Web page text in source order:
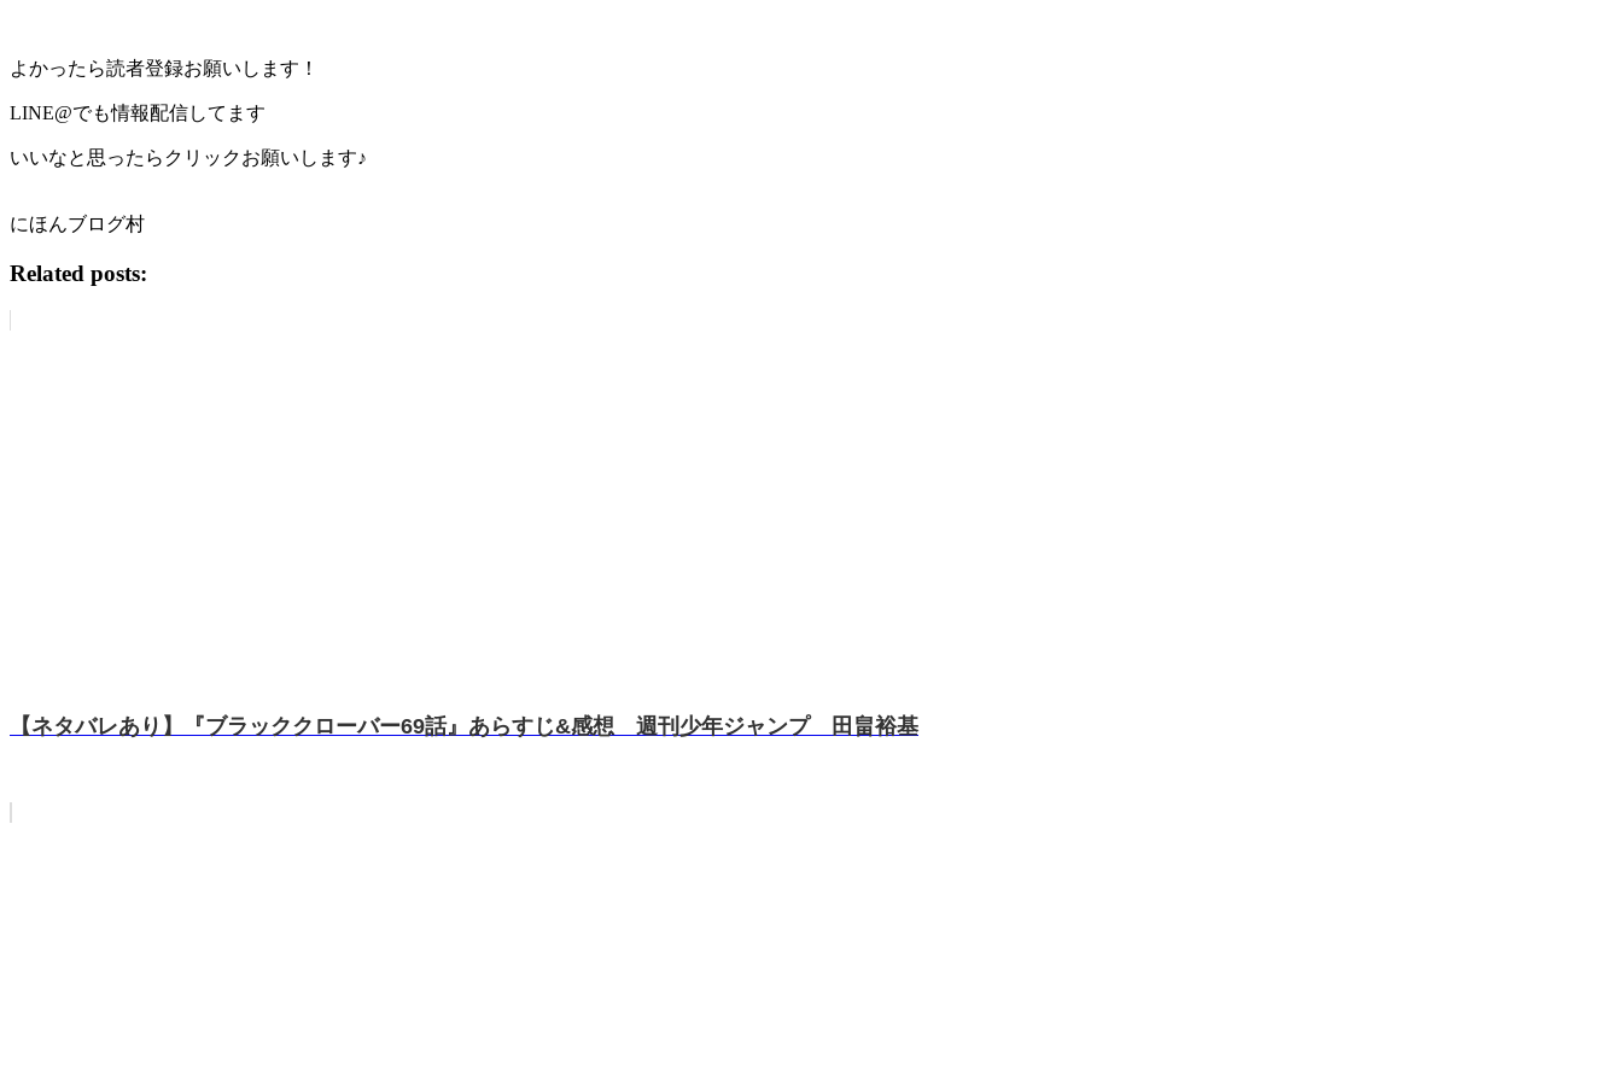
よかったら読者登録お願いします！
LINE@でも情報配信してます
いいなと思ったらクリックお願いします♪
にほんブログ村
Related posts:
【ネタバレあり】『ブラッククローバー69話』あらすじ&感想 週刊少年ジャンプ 田畠裕基